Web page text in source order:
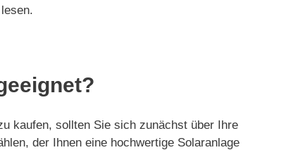
kaufen, sollten Sie sich zunächst über Ihre
der Ihnen eine hochwertige Solaranlage